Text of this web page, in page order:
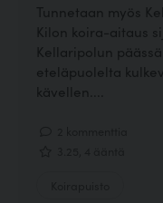
Tunnetaan myös
Kilon koira-aitaus
Kellaripolun
eteläpuolelta
kävellen....